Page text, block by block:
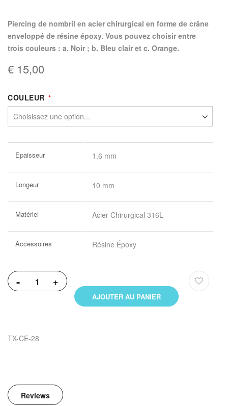
piercing de nombril en acier chirurgical en forme de crâne
enveloppé de résine époxy. Vous pouvez choisir entre
trois couleurs : a. Noir ; b. Bleu clair et c. Orange.
€ 15,00
COULEUR
d’information
Epaisseur 1.6 mm
Longeur 10 mm
Matériel Acier Chirurgical 316L
Accessoires Résine Époxy
- +
AJOUTER AU PANIER
TX-CE-28
Reviews